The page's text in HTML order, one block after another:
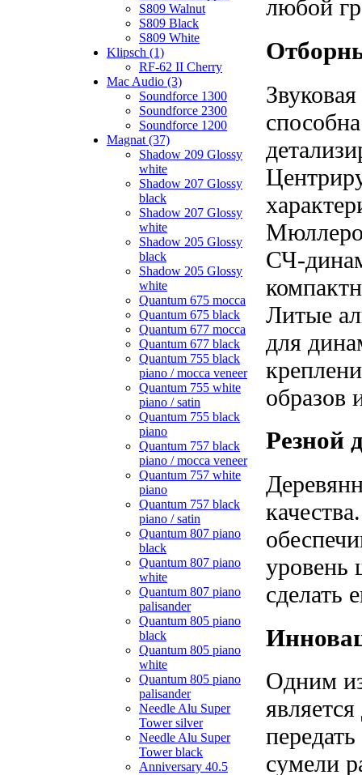
S809 Walnut
S809 Black
S809 White
Klipsch (1)
RF-62 II Cherry
Mac Audio (3)
Soundforce 1300
Soundforce 2300
Soundforce 1200
Magnat (37)
Shadow 209 Glossy
white
Shadow 207 Glossy
black
Shadow 207 Glossy
white
Shadow 205 Glossy
black
Shadow 205 Glossy
white
Quantum 675 mocca
Quantum 675 black
Quantum 677 mocca
Quantum 677 black
Quantum 755 black
piano / mocca veneer
Quantum 755 white
piano / satin
Quantum 755 black
piano
Quantum 757 black
piano / mocca veneer
Quantum 757 white
piano
Quantum 757 black
piano / satin
Quantum 807 piano
black
Quantum 807 piano
white
Quantum 807 piano
palisander
Quantum 805 piano
black
Quantum 805 piano
white
Quantum 805 piano
palisander
Needle Alu Super
Tower silver
Needle Alu Super
Tower black
Anniversary 40.5
любой
СЧ-
Литые
для
образов
Резной
уровень
сделать
Одним
сумели